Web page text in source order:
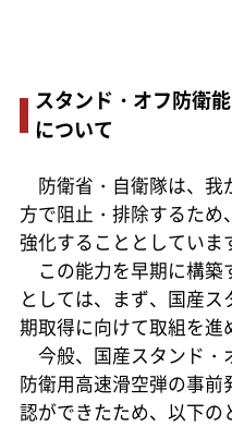
スタンド・オフ防衛
について
防衛省・自衛隊は、我
方で阻止・排除するた
強化することとしていま
この能力を早期に構築
としては、まず、国産
期取得に向けて取組を進
今般、国産スタンド・
防衛用高速滑空弾の事
認ができたため、以下の